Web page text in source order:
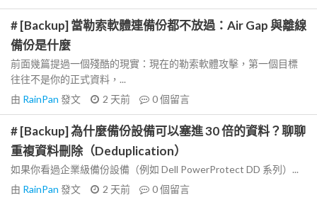
# [Backup] 當勒索軟體連備份都不放過：Air Gap 與離線
備份是什麼
前面幾篇提過一個殘酷的現實：現在的勒索軟體攻擊，第一個目標
往往不是你的正式資料，...
由 RainPan 發文 2 天前 0個留言
# [Backup] 為什麼備份設備可以塞進 30 倍的資料？聊聊
重複資料刪除（Deduplication）
如果你看過企業級備份設備（例如 Dell PowerProtect DD 系列）...
由 RainPan 發文 2 天前 0個留言